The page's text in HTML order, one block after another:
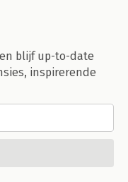
blijf up-to-date
inspirerende